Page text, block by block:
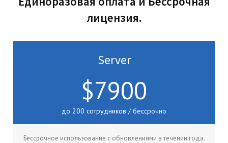
лицензия.
Server
$7900
до 200 сотрудников / бессрочно
Бессрочное использование с обновлениями в течении года.